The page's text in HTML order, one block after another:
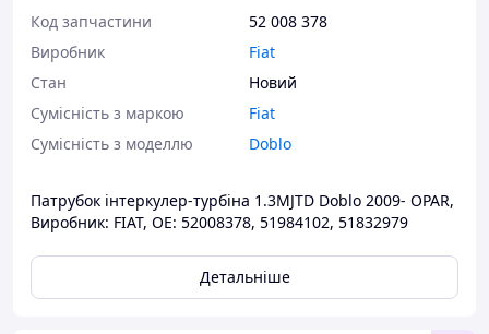
Код запчастини
52 008 378
Виробник
Fiat
Стан
Новий
Сумісність з маркою
Fiat
Сумісність з моделлю
Doblo
Патрубок інтеркулер-турбіна 1.3MJTD Doblo 2009- OPAR,
Виробник: FIAT, OE: 52008378, 51984102, 51832979
Детальніше